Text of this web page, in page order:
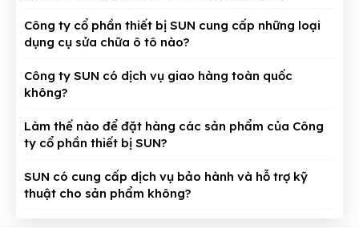
Công ty cổ phần thiết bị SUN cung cấp những loại
dụng cụ sửa chữa ô tô nào?
Công ty SUN có dịch vụ giao hàng toàn quốc
không?
Làm thế nào để đặt hàng các sản phẩm của Công
ty cổ phần thiết bị SUN?
SUN có cung cấp dịch vụ bảo hành và hỗ trợ kỹ
thuật cho sản phẩm không?